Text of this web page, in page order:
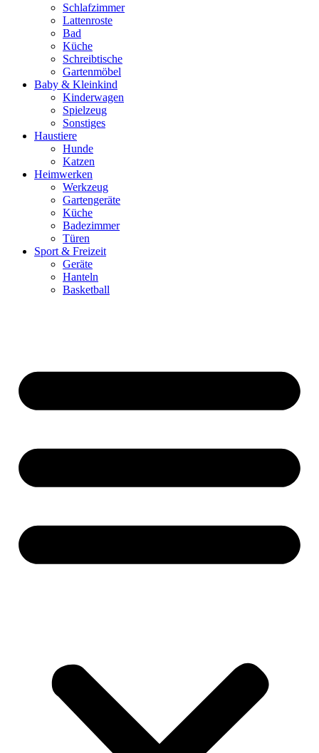
Schlafzimmer
Lattenroste
Bad
Küche
Schreibtische
Gartenmöbel
Baby & Kleinkind
Kinderwagen
Spielzeug
Sonstiges
Haustiere
Hunde
Katzen
Heimwerken
Werkzeug
Gartengeräte
Küche
Badezimmer
Türen
Sport & Freizeit
Geräte
Hanteln
Basketball